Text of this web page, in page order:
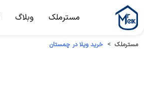
مسترملک وبلاگ
مسترملک خرید ویلا در چمستان